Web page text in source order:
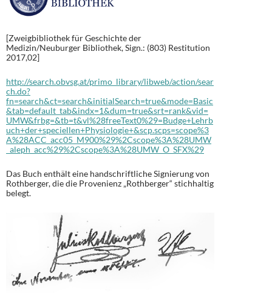
[Zweigbibliothek für Geschichte der
Medizin/Neuburger Bibliothek, Sign.: (803) Restitution
2017,02]
http://search.obvsg.at/primo_library/libweb/action/sear
ch.do?
fn=search&ct=search&initialSearch=true&mode=Basic
&tab=default_tab&indx=1&dum=true&srt=rank&vid=
UMW&frbg=&tb=t&vl%28freeText0%29=Budge+Lehrb
uch+der+speciellen+Physiologie+&scp.scps=scope%3
A%28ACC_acc05_M900%29%2Cscope%3A%28UMW
_aleph_acc%29%2Cscope%3A%28UMW_O_SFX%29
Das Buch enthält eine handschriftliche Signierung von
Rothberger, die die Provenienz „Rothberger“ stichhaltig
belegt.